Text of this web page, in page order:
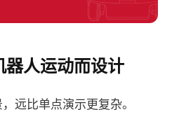
器人运动而设计
远比单点演示更复杂。